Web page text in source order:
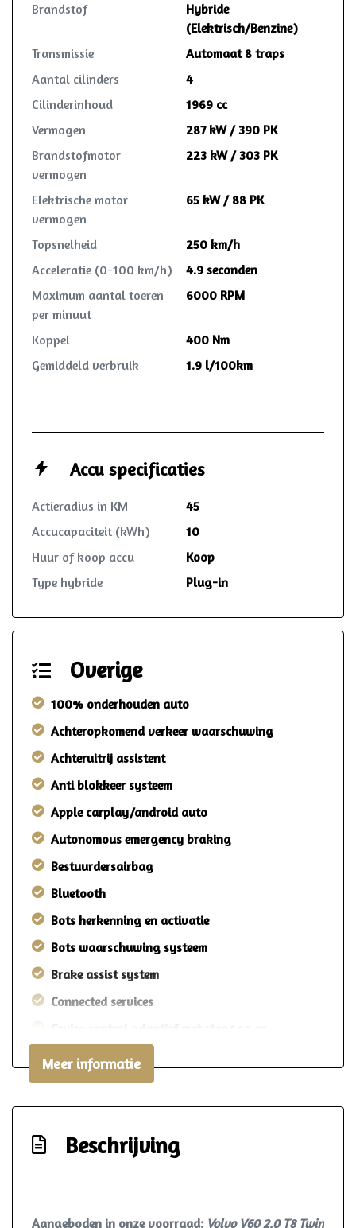
Brandstof
Hybride
(Elektrisch/Benzine)
Transmissie
Automaat 8 traps
Aantal cilinders
4
Cilinderinhoud
1969 cc
Vermogen
287 kW / 390 PK
Brandstofmotor
vermogen
223 kW / 303 PK
Elektrische motor
vermogen
65 kW / 88 PK
Topsnelheid
250 km/h
Acceleratie (0-100 km/h)
4.9 seconden
Maximum aantal toeren
per minuut
6000 RPM
Koppel
400 Nm
Gemiddeld verbruik
1.9 l/100km
Accu specificaties
Actieradius in KM
45
Accucapaciteit (kWh)
10
Huur of koop accu
Koop
Type hybride
Plug-in
Overige
100% onderhouden auto
Achteropkomend verkeer waarschuwing
Achteruitrij assistent
Anti blokkeer systeem
Apple carplay/android auto
Autonomous emergency braking
Bestuurdersairbag
Bluetooth
Bots herkenning en activatie
Bots waarschuwing systeem
Brake assist system
Connected services
stuurhulp
Dodehoekdetectie met correctie
Hoofd airbag(s) achter
Meer informatie
Beschrijving
Aangeboden in onze voorraad: Volvo V60 2.0 T8 Twin